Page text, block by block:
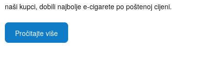
naši kupci, dobili najbolje e-cigarete po poštenoj cijeni.
Pročitajte više